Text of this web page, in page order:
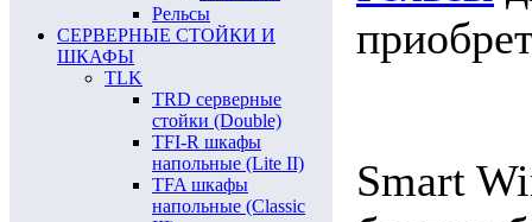
Рельсы
СЕРВЕРНЫЕ СТОЙКИ И
ШКАФЫ
TLK
TRD серверные
стойки (Double)
TFI-R шкафы
напольные (Lite II)
TFA шкафы
напольные (Classic
Smart